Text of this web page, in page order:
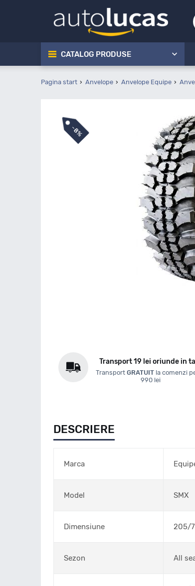
CATALOG PRODUSE
Pagina start Anvelope Anvelope Equipe
-
8%
Transport 19 lei oriunde in
Transport GRATUITla comenzi
990 lei
DESCRIERE
Marca
Model SMX
Dimensiune 205/
Sezon All